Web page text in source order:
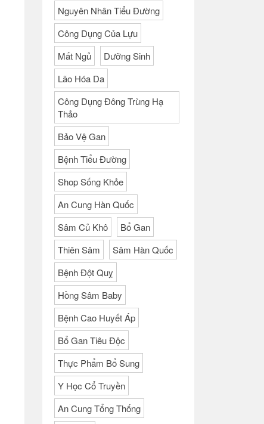
Nguyên Nhân Tiểu Đường
Công Dụng Của Lựu
Mất Ngủ
Dưỡng Sinh
Lão Hóa Da
Công Dụng Đông Trùng Hạ
Thảo
Bảo Vệ Gan
Bệnh Tiểu Đường
Shop Sống Khỏe
An Cung Hàn Quốc
Sâm Củ Khô
Bổ Gan
Thiên Sâm
Sâm Hàn Quốc
Bệnh Đột Quỵ
Hồng Sâm Baby
Bệnh Cao Huyết Áp
Bổ Gan Tiêu Độc
Thực Phẩm Bổ Sung
Y Học Cổ Truyền
An Cung Tổng Thống